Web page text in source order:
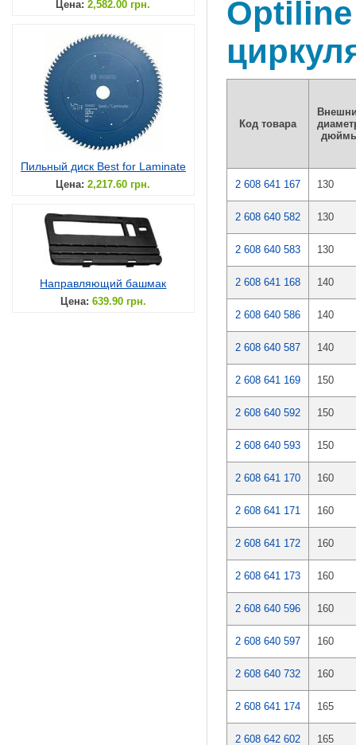
Цена: 2,582.00 грн.
Пильный диск Best for Laminate
Цена: 2,217.60 грн.
Направляющий башмак
Цена: 639.90 грн.
Код товара
2 608 641 167 130
2 608 640 582 130
2 608 640 583 130
2 608 641 168 140
2 608 640 586 140
2 608 640 587 140
2 608 641 169 150
2 608 640 592 150
2 608 640 593 150
2 608 641 170 160
2 608 641 171 160
2 608 641 172 160
2 608 641 173 160
2 608 640 596 160
2 608 640 597 160
2 608 640 732 160
2 608 641 174 165
2 608 642 602 165